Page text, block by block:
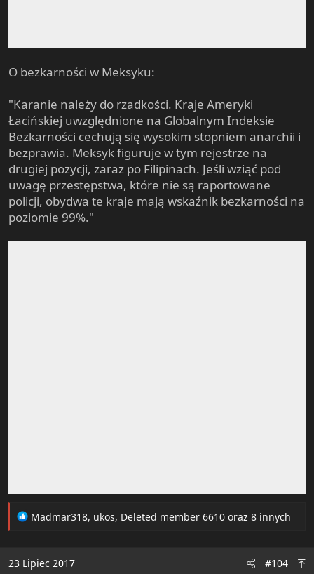
O bezkarności w Meksyku:
"Karanie należy do rzadkości. Kraje Ameryki
Łacińskiej uwzględnione na Globalnym Indeksie
Bezkarności cechują się wysokim stopniem anarchii i
bezprawia. Meksyk figuruje w tym rejestrze na
drugiej pozycji, zaraz po Filipinach. Jeśli wziąć pod
uwagę przestępstwa, które nie są raportowane
policji, obydwa te kraje mają wskaźnik bezkarności na
poziomie 99%."
R
t
Madmar318, ukos, Deleted member 6610 oraz 8 innych
23 Lipiec 2017 #104